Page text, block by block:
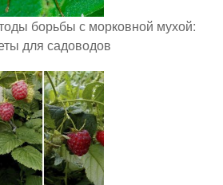
борьбы с морковной мухой:
для садоводов